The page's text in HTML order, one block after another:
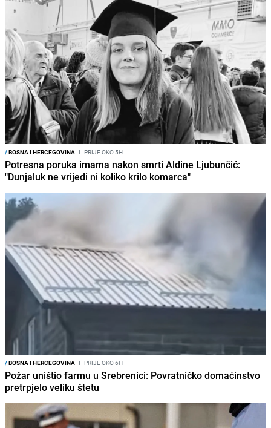
/BOSNA I HERCEGOVINA I PRIJE OKO 5H
Potresna poruka imama nakon smrti Aldine Ljubunčić:
"Dunjaluk ne vrijedi ni koliko krilo komarca"
/BOSNA I HERCEGOVINA I PRIJE OKO 6H
Požar uništio farmu u Srebrenici: Povratničko domaćinstvo
pretrpjelo veliku štetu